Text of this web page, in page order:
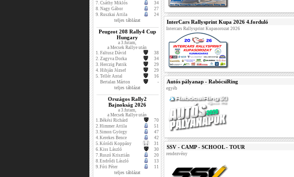
7. Csáthy Miklós
34
8. Nagy Gábor
27
9. Ruszkai Attila 24
teljes táblázat
Peugeot 208 Rally4 Cup
Hungary
a 3.futam,
a Mecsek Rallye után
1. Faltusz Dávid
38
2. Zagyva Dorka
34
3. Herczig Patrik
29
4. Hibján József
29
5. Tellér Antal
16
Bertalan Márton
-
teljes táblázat
Országos Rally2
Bajnokság 2026
a 3.futam,
a Mecsek Rallye után
1.Békési Richárd
70
2.Himmer Attila
51
3.Simon György
47
4.Kerekes Bence
42
5.Kóródi Koppány
31
6.Kiss László
30
7.Ruszó Krisztián
20
8.Endrődi László
13
9.Fóti Péter 11
teljes táblázat
InterCars Rallysprint Kupa 2026 4.forduló
Intercars Rallysprint Kupasorozat 2026
Autós pályanap - RabócsiRing
egyéb
SSV - CAMP - SCHOOL - TOUR
rendezvény